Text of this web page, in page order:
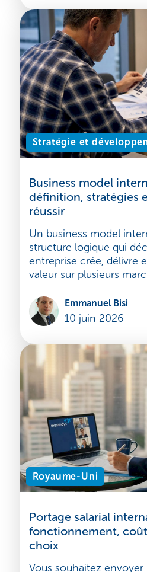
Emmanuel Bisi
16 juin 2026
Stratégie et
Business model
définition, stratégies
réussir
Un business model
structure logique qui
entreprise crée, délivre
Emmanuel Bisi
10 juin 2026
Royaume-Uni